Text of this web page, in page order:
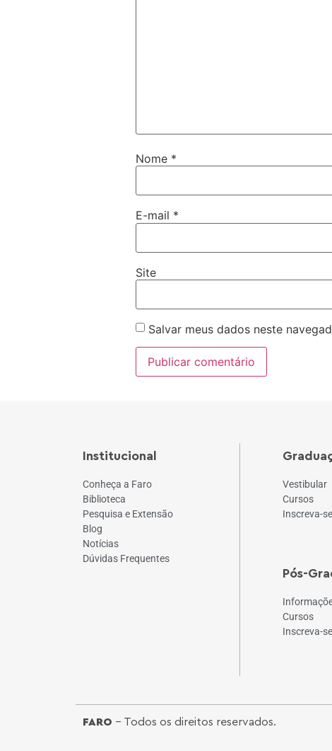
Nome *
E-mail *
Site
Salvar meus dados neste
Institucional
Conheça a Faro
Biblioteca
Pesquisa e Extensão
Blog
Notícias
Dúvidas Frequentes
Vestibular
Cursos
Inscreva-se
Pós-
Cursos
Inscreva-se
FARO - Todos os direitos reservados.